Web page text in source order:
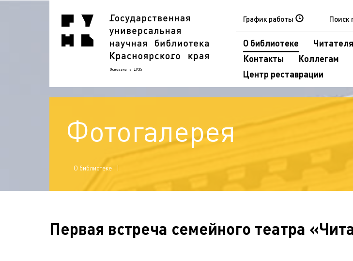
График работы
О библиотеке
Контакты
Коллегам
Центр реставрации
Фотогалерея
О библиотеке
Первая встреча семейного театра